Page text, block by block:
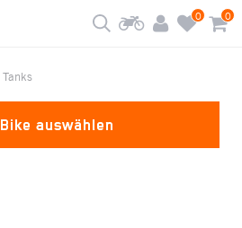
0 0
Tanks
Bike auswählen